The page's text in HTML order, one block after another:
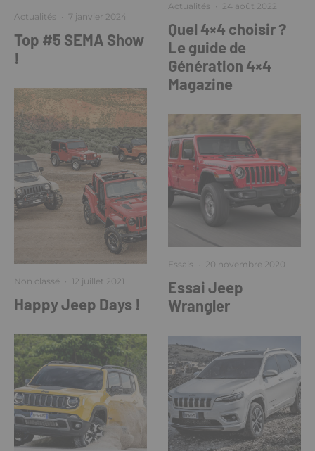
Actualités · 7 janvier 2024
Top #5 SEMA Show
!
Non classé · 12 juillet 2021
Happy Jeep Days !
Actualités · 24 août 2022
Quel 4×4 choisir ?
Le guide de
Génération 4×4
Magazine
Essais · 20 novembre 2020
Essai Jeep
Wrangler